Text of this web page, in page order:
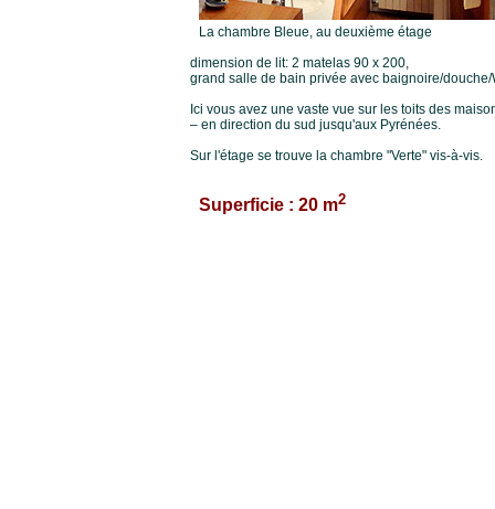
La chambre Bleue, au deuxième étage
dimension de lit: 2 matelas 90 x 200,
grand salle de bain privée avec baignoire/douche/
Ici vous avez une vaste vue sur les toits des
– en direction du sud jusqu'aux Pyrénées.
Sur l'étage se trouve la chambre "Verte" vis-à-vis.
Superficie : 20 m2